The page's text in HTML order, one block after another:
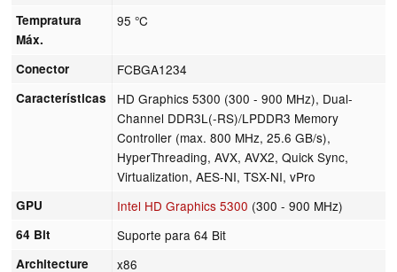
Tempratura
Máx.
95 °C
Conector FCBGA1234
Características
HD Graphics 5300 (300 - 900 MHz), Dual-
Channel DDR3L(-RS)/LPDDR3 Memory
Controller (max. 800 MHz, 25.6 GB/s),
HyperThreading, AVX, AVX2, Quick Sync,
Virtualization, AES-NI, TSX-NI, vPro
GPU Intel HD Graphics 5300 (300 - 900 MHz)
64 Bit Suporte para 64 Bit
Architecture x86